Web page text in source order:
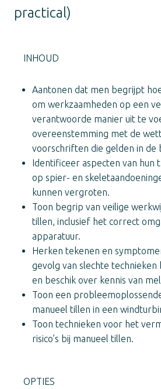
practical)
INHOUD
Aantonen dat men begrijpt
om werkzaamheden op een
verantwoorde manier uit te
overeenstemming met de
voorschriften die gelden in
Identificeer aspecten van hun
op spier- en
kunnen vergroten.
Toon begrip van veilige
tillen, inclusief het correct
apparatuur.
Herken tekenen en
gevolg van slechte technieken
en beschik over kennis van
Toon een
manueel tillen in een
Toon technieken voor het
risico’s bij manueel tillen.
OPTIES